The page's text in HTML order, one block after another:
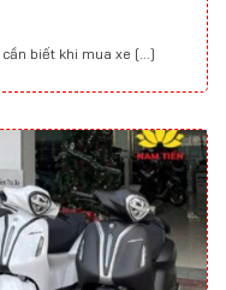
biết khi mua xe [...]